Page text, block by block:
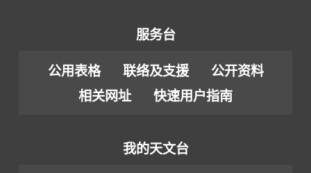
服务台
公用表格 联络及支援
公开资料
相关网址
快速用户指南
我的天文台